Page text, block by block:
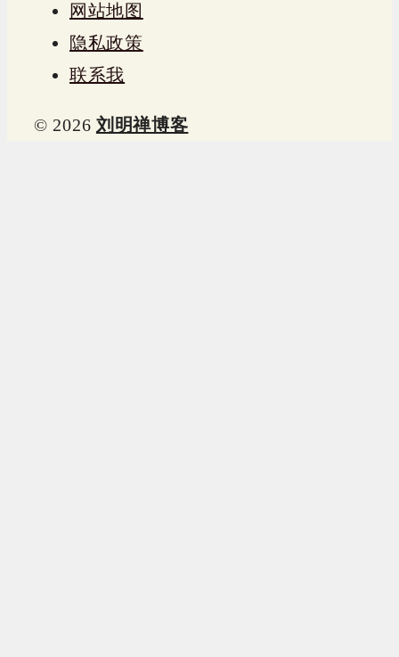
网站地图
隐私政策
联系我
© 2026 刘明禅博客